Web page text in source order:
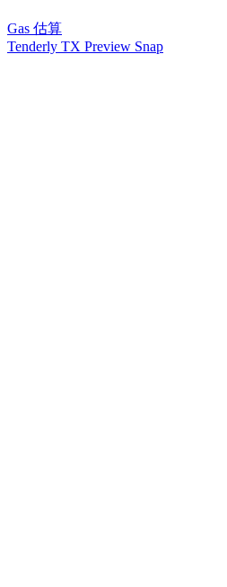
Gas 估算
Tenderly TX Preview Snap